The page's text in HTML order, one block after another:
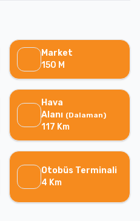
Market
150 M
Hava
Alanı (Dalaman)
117 Km
Otobüs Terminali
4 Km